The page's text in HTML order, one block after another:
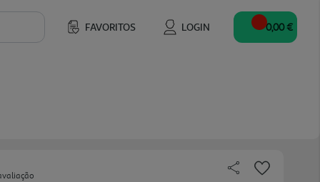
FAVORITOS LOGIN 0,00 €